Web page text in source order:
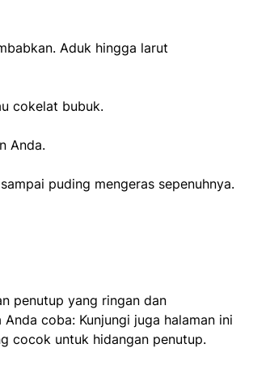
Aduk hingga larut
cokelat bubuk.
Anda.
puding mengeras sepenuhnya.
penutup yang ringan dan
coba: Kunjungi juga halaman ini
cocok untuk hidangan penutup.